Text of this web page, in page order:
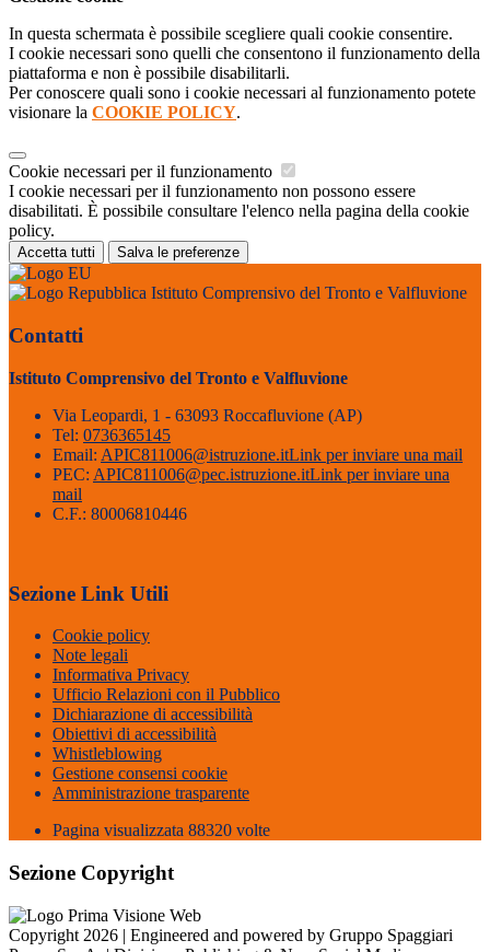
In questa schermata è possibile scegliere quali cookie consentire.
I cookie necessari sono quelli che consentono il funzionamento della
piattaforma e non è possibile disabilitarli.
Per conoscere quali sono i cookie necessari al funzionamento potete
visionare la COOKIE POLICY.
Cookie necessari per il funzionamento
I cookie necessari per il funzionamento non possono essere
disabilitati. È possibile consultare l'elenco nella pagina della cookie
policy.
Accetta tutti Salva le preferenze
Istituto Comprensivo del Tronto e Valfluvione
Contatti
Istituto Comprensivo del Tronto e Valfluvione
Via Leopardi, 1 - 63093 Roccafluvione (AP)
Tel: 0736365145
Email: APIC811006@istruzione.itLink per inviare una mail
PEC: APIC811006@pec.istruzione.itLink per inviare una
mail
C.F.: 80006810446
Sezione Link Utili
Cookie policy
Note legali
Informativa Privacy
Ufficio Relazioni con il Pubblico
Dichiarazione di accessibilità
Obiettivi di accessibilità
Whistleblowing
Gestione consensi cookie
Amministrazione trasparente
Pagina visualizzata 88320 volte
Sezione Copyright
Copyright 2026 | Engineered and powered by Gruppo Spaggiari